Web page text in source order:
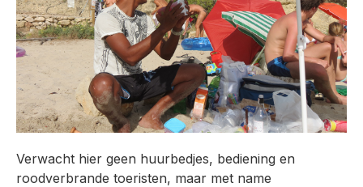
Verwacht hier geen huurbedjes, bediening en
roodverbrande toeristen, maar met name